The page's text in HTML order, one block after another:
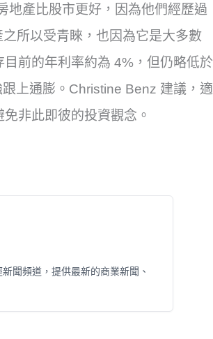
地產比股市更好，因為他們經歷過
所以受青睞，也因為它是大多數
前的年利率約為 4%，但仍略低於
上通膨。Christine Benz 建議，適
非此即彼的投資觀念。
聞頻道，提供最新的商業新聞、